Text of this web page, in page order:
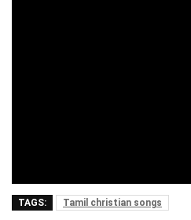
TAGS: Tamil christian songs